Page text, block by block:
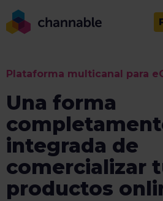
Plataforma multicanal para
Una forma
integrada de
comercializar
productos